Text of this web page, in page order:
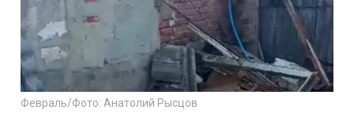
Февраль/Фото: Анатолий Рысцов